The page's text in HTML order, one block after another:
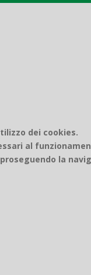
dei cookies.
al
la